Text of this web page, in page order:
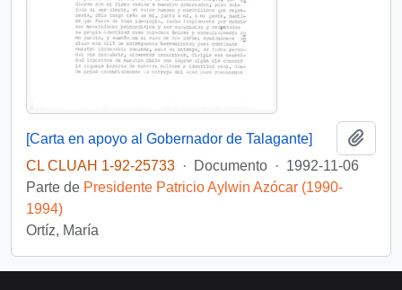
[Carta en apoyo al Gobernador de Talagante]
CL CLUAH 1-92-25733 · Documento · 1992-11-06
Parte de Presidente Patricio Aylwin Azócar (1990-
1994)
Ortíz, María